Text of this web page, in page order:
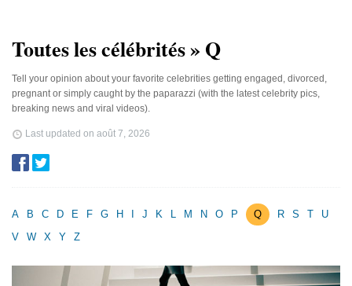
Toutes les célébrités » Q
Tell your opinion about your favorite celebrities getting engaged, divorced,
pregnant or simply caught by the paparazzi (with the latest celebrity pics,
breaking news and viral videos).
Last updated on août 7, 2026
A B C D E F G H J K M N O P Q R S T
U
V
W X Y Z